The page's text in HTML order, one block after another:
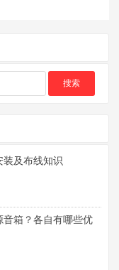
装及布线知识
箱？各自有哪些优